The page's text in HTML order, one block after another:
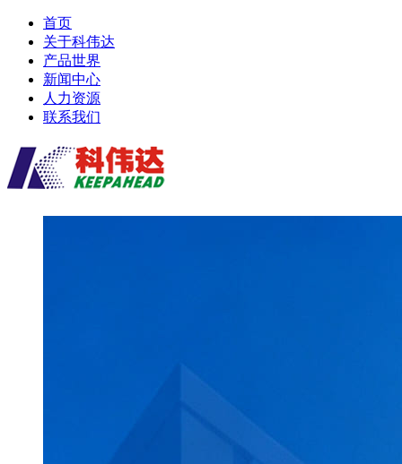
首页
关于科伟达
产品世界
新闻中心
人力资源
联系我们